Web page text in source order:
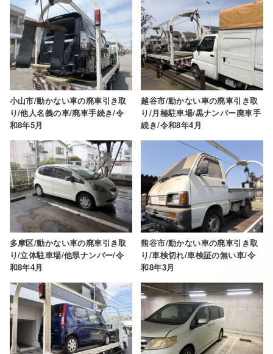
小山市/動かない車の廃車引き取
り/他人名義の車/廃車手続き/令
和8年5月
越谷市/動かない車の廃車引き取
り/月極駐車場/黒ナンバー廃車手
続き/令和8年4月
多摩区/動かない車の廃車引き取
り/立体駐車場/他県ナンバー/令
和8年4月
熊谷市/動かない車の廃車引き取
り/車検切れ/車検証の無い車/令
和8年3月